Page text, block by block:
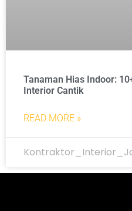
Tanaman Hias Indoor:
Interior Cantik
READ MORE »